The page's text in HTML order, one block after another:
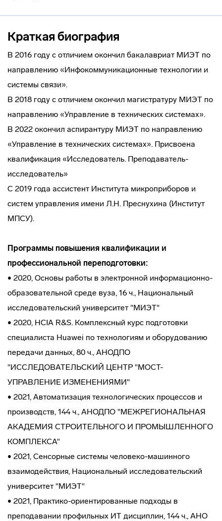
Краткая биография
В 2016 году с отличием окончил бакалавриат МИЭТ по
направлению «Инфокоммуникационные технологии и
системы связи».
В 2018 году с отличием окончил магистратуру МИЭТ по
направлению «Управление в технических системах».
В 2022 окончил аспирантуру МИЭТ по направлению
«Управление в технических системах». Присвоена
квалификация «Исследователь. Преподаватель-
исследователь»
С 2019 года ассистент Института микроприборов и
систем управления имени Л.Н. Преснухина (Институт
МПСУ).
Программы повышения квалификации и
профессиональной переподготовки:
• 2020, Основы работы в электронной информационно-
образовательной среде вуза, 16 ч., Национальный
исследовательский университет "МИЭТ"
• 2020, HCIA R&S. Комплексный курс подготовки
специалиста Huawei по технологиям и оборудованию
передачи данных, 80 ч., АНОДПО
"ИССЛЕДОВАТЕЛЬСКИЙ ЦЕНТР "МОСТ-
УПРАВЛЕНИЕ ИЗМЕНЕНИЯМИ"
• 2021, Автоматизация технологических процессов и
производств, 144 ч., АНОДПО "МЕЖРЕГИОНАЛЬНАЯ
АКАДЕМИЯ СТРОИТЕЛЬНОГО И ПРОМЫШЛЕННОГО
КОМПЛЕКСА"
• 2021, Сенсорные системы человеко-машинного
взаимодействия, Национальный исследовательский
университет "МИЭТ"
• 2021, Практико-ориентированные подходы в
преподавании профильных ИТ дисциплин, 144 ч., АНО